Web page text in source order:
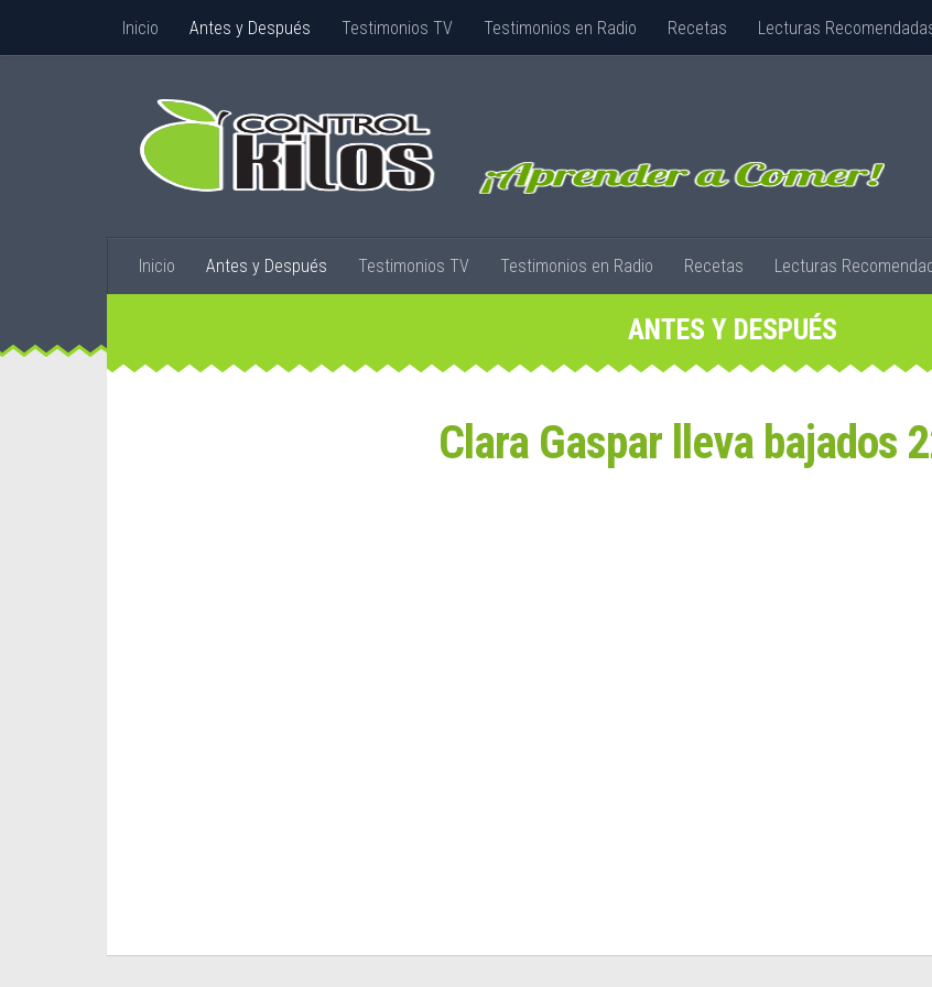
Inicio Antes y Después Testimonios TV Testimonios en Radio Recetas Lecturas
Inicio Antes y Después Testimonios TV Testimonios en Radio Recetas Lecturas
ANTES Y DESPUÉS
Clara Gaspar lleva bajados